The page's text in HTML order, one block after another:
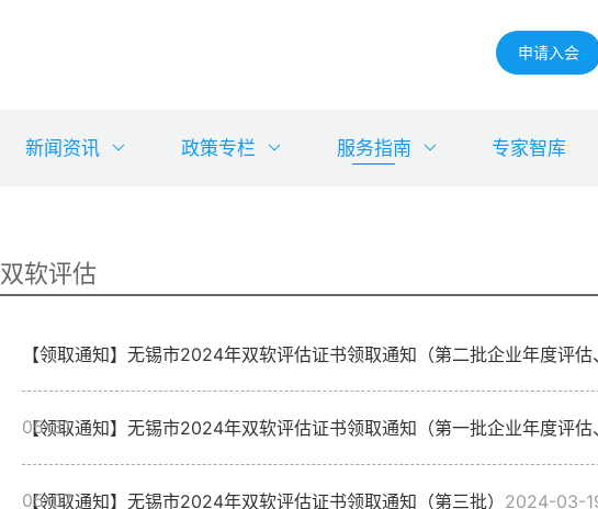
申请入会
新闻资讯 政策专栏 服务指南 专家智库
双软评估
【领取通知】无锡市2024年双软评估证书领取通知（第二批企业年度评
05-31
【领取通知】无锡市2024年双软评估证书领取通知（第一批企业年度评
05-07
【领取通知】无锡市2024年双软评估证书领取通知（第三批） 2024-03-